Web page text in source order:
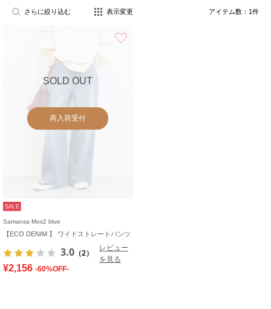
さらに絞り込む 表示変更 アイテム数： 1件
SOLD OUT
再入荷受付
SALE
Samansa Mos2 blue
【ECO DENIM 】 ワイドストレートパンツ
3.0 （2）
レビュー
を見る
¥2,156 -60%OFF-